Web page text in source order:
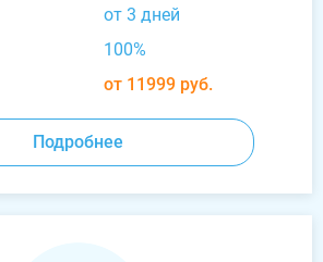
от 3 дней
100%
от 11999 руб.
Подробнее